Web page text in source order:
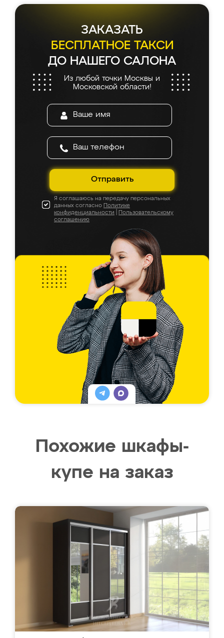
ЗАКАЗАТЬ
БЕСПЛАТНОЕ ТАКСИ
ДО НАШЕГО САЛОНА
Из любой точки Москвы и
Московской области!
Отправить
Я соглашаюсь на передачу персональных
данных согласно Политике
конфиденциальности
Пользовательскому
соглашению
Похожие шкафы-
купе на заказ